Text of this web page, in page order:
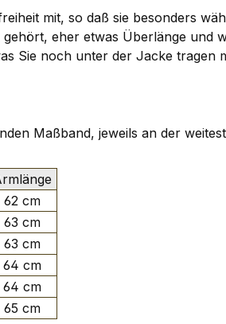
mit, so daß sie besonders
eher etwas Überlänge und
Sie noch unter der Jacke tragen
Maßband, jeweils an der
62 cm
63 cm
63 cm
64 cm
64 cm
65 cm